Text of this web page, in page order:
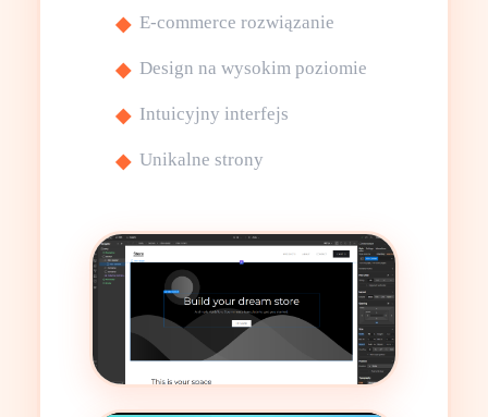
E-commerce rozwiązanie
Design na wysokim poziomie
Intuicyjny interfejs
Unikalne strony